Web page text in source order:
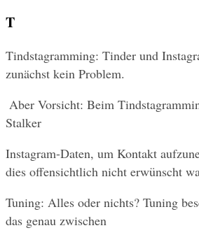
T
Tindstagramming: Tinder und
zunächst kein Problem.
Stalker
Instagram-Daten, um Kontakt
dies offensichtlich nicht erwünscht
Tuning: Alles oder nichts? Tuning
das genau zwischen